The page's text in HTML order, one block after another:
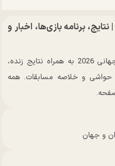
جدول جام جهانی 2026 | نتایج، برنامه بازی‌ها، اخبار و
مشاهده جدول کامل جام جهانی 2026 به همراه نتایج زنده،
حواشی و خلاصه مسابقات. همه
و جهان